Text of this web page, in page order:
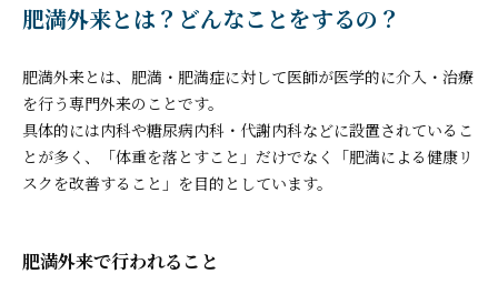
肥満外来とは？どんなことをするの？
肥満外来とは、肥満・肥満症に対して医師が医学的に介入・治療
を行う専門外来のことです。
具体的には内科や糖尿病内科・代謝内科などに設置されているこ
とが多く、「体重を落とすこと」だけでなく「肥満による健康リ
スクを改善すること」を目的としています。
肥満外来で行われること